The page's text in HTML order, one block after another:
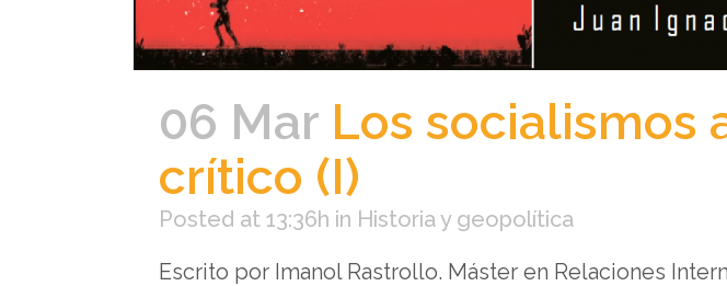
06 Mar Los socialismos
crítico (I)
Posted at 13:36h in Historia y geopolítica
Escrito por Imanol Rastrollo. Máster en Relaciones